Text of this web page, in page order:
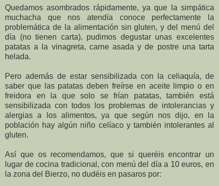
Quedamos asombrados rápidamente, ya que la simpática
muchacha que nos atendía conoce perfectamente la
problemática de la alimentación sin gluten, y del menú del
día (no tienen carta), pudimos degustar unas excelentes
patatas a la vinagreta, carne asada y de postre una tarta
helada.
Pero además de estar sensibilizada con la celiaquía, de
saber que las patatas deben freírse en aceite limpio o en
freidora en la que solo se frían patatas, también está
sensibilizada con todos los problemas de intolerancias y
alergias a los alimentos, ya que según nos dijo, en la
población hay algún niño celíaco y también intolerantes al
gluten.
Así que os recomendamos, que si queréis encontrar un
lugar de cocina tradicional, con menú del día a 10 euros, en
la zona del Bierzo, no dudéis en pasaros por: